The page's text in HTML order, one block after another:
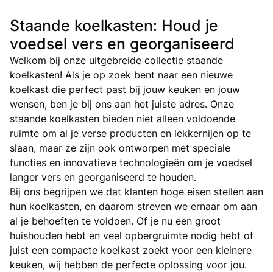
Staande koelkasten: Houd je
voedsel vers en georganiseerd
Welkom bij onze uitgebreide collectie staande
koelkasten! Als je op zoek bent naar een nieuwe
koelkast die perfect past bij jouw keuken en jouw
wensen, ben je bij ons aan het juiste adres. Onze
staande koelkasten bieden niet alleen voldoende
ruimte om al je verse producten en lekkernijen op te
slaan, maar ze zijn ook ontworpen met speciale
functies en innovatieve technologieën om je voedsel
langer vers en georganiseerd te houden.
Bij ons begrijpen we dat klanten hoge eisen stellen aan
hun koelkasten, en daarom streven we ernaar om aan
al je behoeften te voldoen. Of je nu een groot
huishouden hebt en veel opbergruimte nodig hebt of
juist een compacte koelkast zoekt voor een kleinere
keuken, wij hebben de perfecte oplossing voor jou.